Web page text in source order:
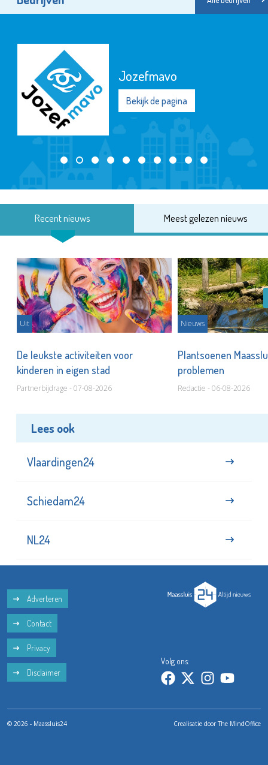
Jozefmavo
Bekijk de pagina
Recent nieuws Meest gelezen nieuws
Uit
De leukste activiteiten voor
kinderen in eigen stad
Partnerbijdrage - 07-08-2026
Nieuws
Plantsoenen
problemen
Redactie - 06-08-2026
Lees ook
Vlaardingen24
Schiedam24
NL24
Adverteren
Contact
Privacy
Disclaimer
Volg ons:
© 2026 - Maassluis24 Crealisatie doorThe MindOffice